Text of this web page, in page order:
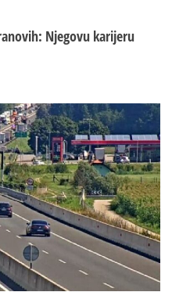
Njegovu karijeru